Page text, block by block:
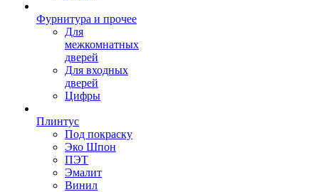
Фурнитура и прочее
Для
межкомнатных
дверей
Для входных
дверей
Цифры
Плинтус
Под покраску
Эко Шпон
ПЭТ
Эмалит
Винил